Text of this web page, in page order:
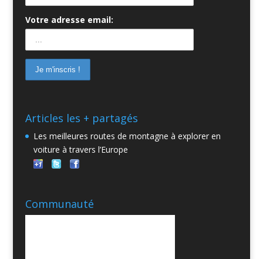
Votre adresse email:
Articles les + partagés
Les meilleures routes de montagne à explorer en
voiture à travers l’Europe
Communauté